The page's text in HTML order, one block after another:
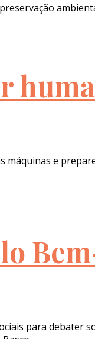
e
para debater